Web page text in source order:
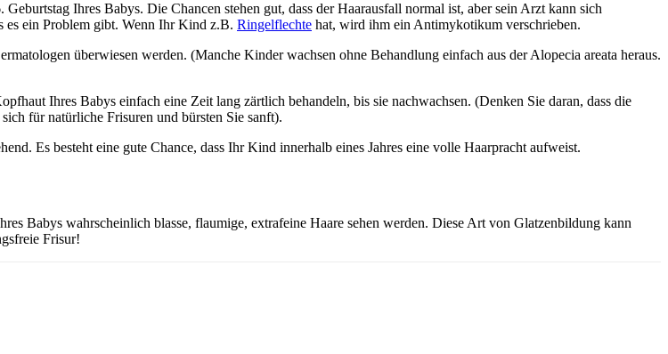
Ihres Babys. Die Chancen stehen gut, dass der Haarausfall normal ist, aber sein Arzt kann sich
es ein Problem gibt. Wenn Ihr Kind z.B. Ringelflechte hat, wird ihm ein Antimykotikum verschrieben.
überwiesen werden. (Manche Kinder wachsen ohne Behandlung einfach aus der Alopecia areata heraus.
Ihres Babys einfach eine Zeit lang zärtlich behandeln, bis sie nachwachsen. (Denken Sie daran, dass die
für natürliche Frisuren und bürsten Sie sanft).
Es besteht eine gute Chance, dass Ihr Kind innerhalb eines Jahres eine volle Haarpracht aufweist.
Babys wahrscheinlich blasse, flaumige, extrafeine Haare sehen werden. Diese Art von Glatzenbildung kann
Frisur!